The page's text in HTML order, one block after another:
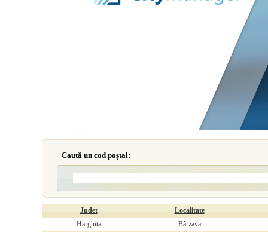
Caută un cod poştal:
Judet
Localitate
Harghita
Bârzava